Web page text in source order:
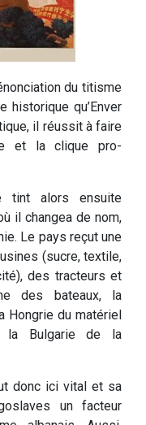
du titisme
historique qu’Enver
il réussit à faire
et la clique pro-
tint alors ensuite
il changea de nom,
Le pays reçut une
(sucre, textile,
des tracteurs et
des bateaux, la
Hongrie du matériel
la Bulgarie de la
donc ici vital et sa
un facteur